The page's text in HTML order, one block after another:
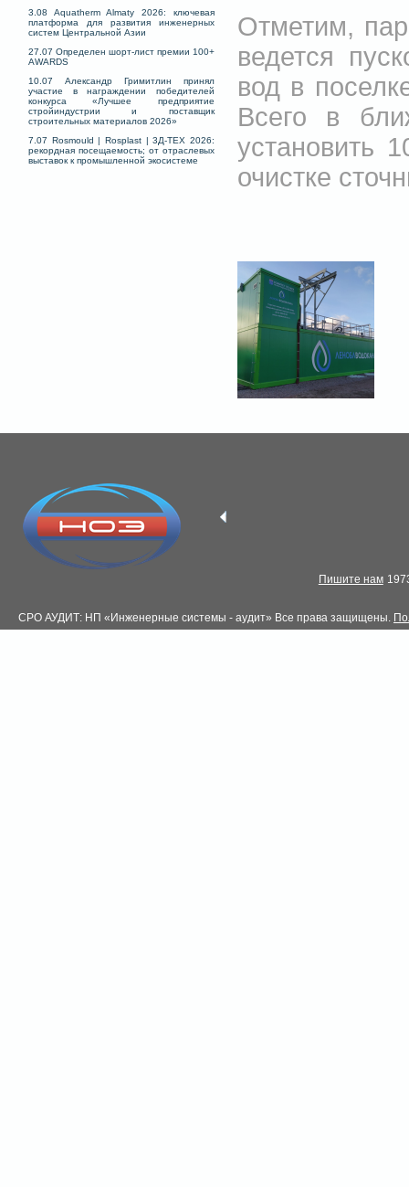
3.08 Aquatherm Almaty 2026: ключевая
платформа для развития инженерных
систем Центральной Азии
27.07 Определен шорт-лист премии 100+
AWARDS
10.07 Александр Гримитлин принял
участие в награждении победителей
конкурса «Лучшее предприятие
стройиндустрии и поставщик
строительных материалов 2026»
7.07 Rosmould | Rosplast | 3Д-ТЕХ 2026:
рекордная посещаемость; от отраслевых
выставок к промышленной экосистеме
Отметим,
ведется
вод в
Всего в
установить
очистке
СРО АУДИТ: НП «Инженерные системы - аудит» Все права защищены.
Пишите нам